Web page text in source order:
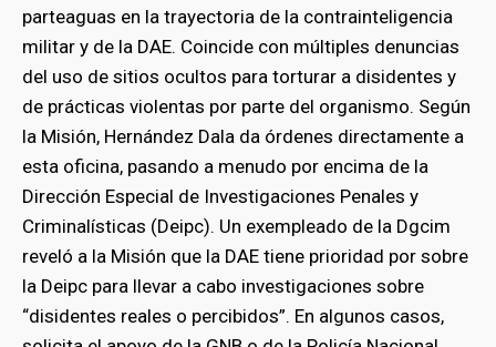
parteaguas en la trayectoria de la contrainteligencia
militar y de la DAE. Coincide con múltiples denuncias
del uso de sitios ocultos para torturar a disidentes y
de prácticas violentas por parte del organismo. Según
la Misión, Hernández Dala da órdenes directamente a
esta oficina, pasando a menudo por encima de la
Dirección Especial de Investigaciones Penales y
Criminalísticas (Deipc). Un exempleado de la Dgcim
reveló a la Misión que la DAE tiene prioridad por sobre
la Deipc para llevar a cabo investigaciones sobre
“disidentes reales o percibidos”. En algunos casos,